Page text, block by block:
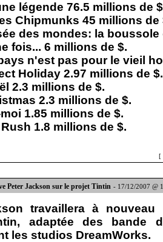
légende 76.5 millions de
Chipmunks 45 millions de
des mondes: la
fois... 6 millions de $.
n'est pas pour le vieil
Holiday 2.97 millions de $.
2.3 millions de $.
2.3 millions de $.
1.85 millions de $.
1.8 millions de $.
[
Peter Jackson sur le projet Tintin - 17/12/2007 @
travaillera à
adaptée des bande
les studios DreamWorks.